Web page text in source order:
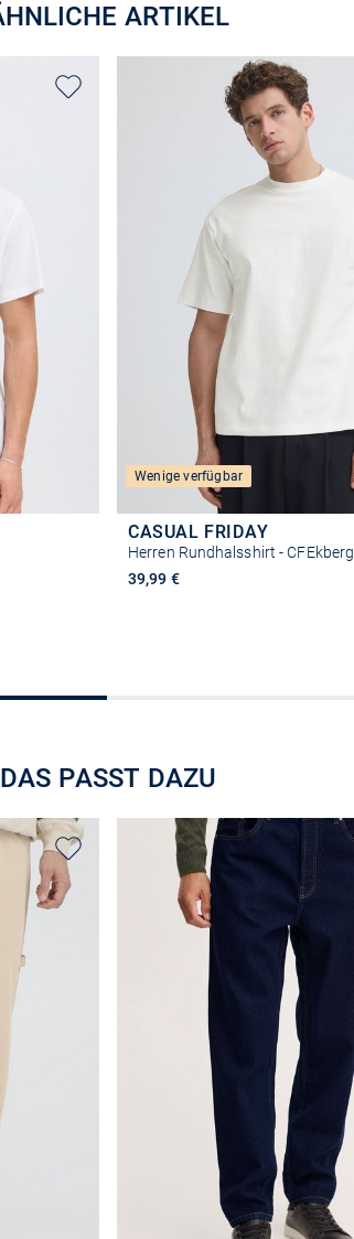
ARTIKEL
Wenige verfügbar
CASUAL FRIDAY
Herren Rundhalsshirt - CFEkberg
39,99 €
DAS PASST DAZU